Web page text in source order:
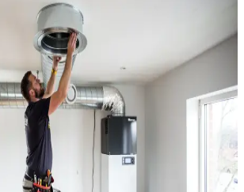
afhænger af din boligtype, dit
Decentrale anlæg som AirPro V2
at installere i eksisterende
ét hul i ydervæggen. Centrale
og Nilan dækker hele huset via
til nybyg. Vi er uafhængige
altid den løsning der passer bedst
priser herunder er vejledende inkl.
— kontakt os for et præcist